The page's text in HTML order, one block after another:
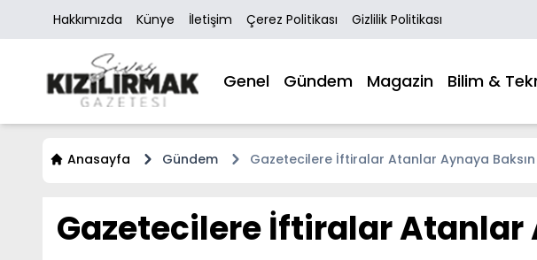
Hakkımızda Künye İletişim Çerez Politikası Gizlilik Politikası
Genel Gündem Magazin Bilim &
Anasayfa Gündem Gazetecilere İftiralar Atanlar Aynaya Baksın
Gazetecilere İftiralar Atanlar